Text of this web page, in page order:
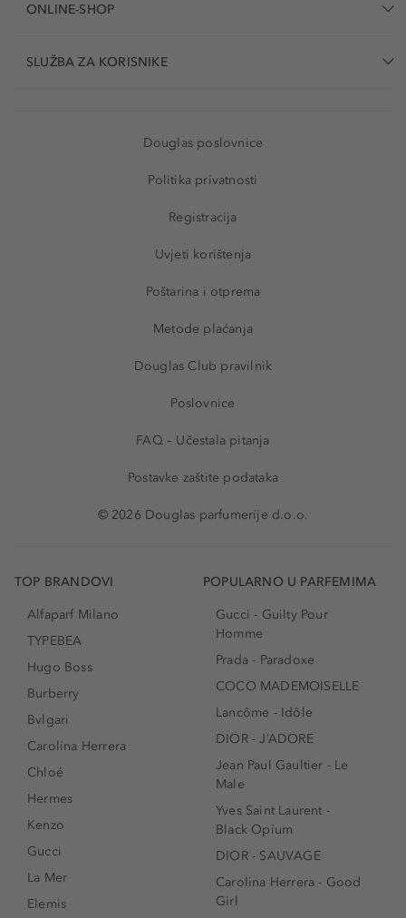
ONLINE-SHOP
SLUŽBA ZA KORISNIKE
Douglas poslovnice
Politika privatnosti
Registracija
Uvjeti korištenja
Poštarina i otprema
Metode plaćanja
Douglas Club pravilnik
Poslovnice
FAQ – Učestala pitanja
Postavke zaštite podataka
© 2026 Douglas parfumerije d.o.o.
TOP BRANDOVI
Alfaparf Milano
TYPEBEA
Hugo Boss
Burberry
Bvlgari
Carolina Herrera
Chloé
Hermes
Kenzo
Gucci
La Mer
Elemis
POPULARNO U PARFEMIMA
Gucci - Guilty Pour
Homme
Prada - Paradoxe
COCO MADEMOISELLE
Lancôme - Idôle
DIOR - J’ADORE
Jean Paul Gaultier - Le
Male
Yves Saint Laurent -
Black Opium
DIOR - SAUVAGE
Carolina Herrera - Good
Girl